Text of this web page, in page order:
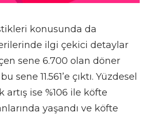
konusunda da
ilgi çekici detaylar
sene 6.700 olan döner
sene 11.561’e çıktı. Yüzdesel
ise %106 ile köfte
yaşandı ve köfte